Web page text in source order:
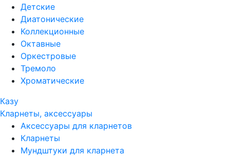
Детские
Диатонические
Коллекционные
Октавные
Оркестровые
Тремоло
Хроматические
Казу
Кларнеты, аксессуары
Аксессуары для кларнетов
Кларнеты
Мундштуки для кларнета